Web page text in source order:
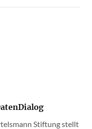
Stiftung stellt